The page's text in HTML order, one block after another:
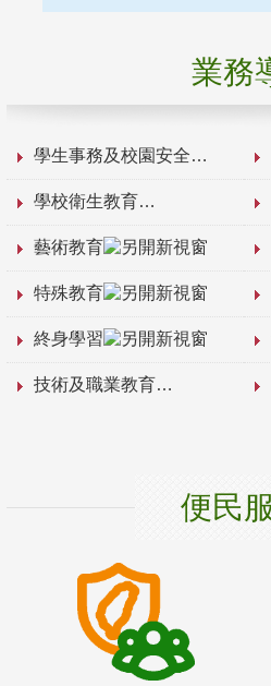
業務
學生事務及校園安全
學校衛生教育
藝術教育
特殊教育
終身學習
技術及職業教育
便民